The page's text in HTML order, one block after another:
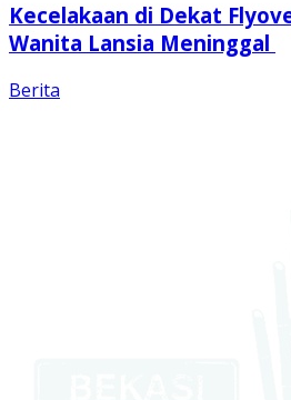
Kecelakaan di Dekat
Wanita Lansia Meninggal
Berita